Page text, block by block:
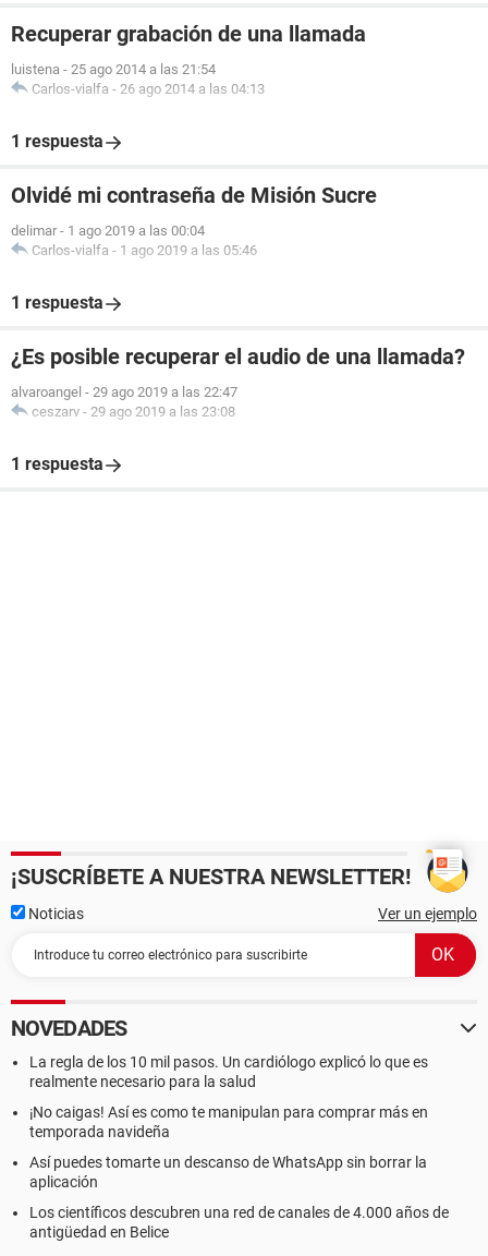
Recuperar grabación de una llamada
luistena - 25 ago 2014 a las 21:54
Carlos-vialfa - 26 ago 2014 a las 04:13
1 respuesta
Olvidé mi contraseña de Misión Sucre
delimar - 1 ago 2019 a las 00:04
Carlos-vialfa - 1 ago 2019 a las 05:46
1 respuesta
¿Es posible recuperar el audio de una llamada?
alvaroangel - 29 ago 2019 a las 22:47
ceszarv - 29 ago 2019 a las 23:08
1 respuesta
¡SUSCRÍBETE A NUESTRA NEWSLETTER!
Noticias Ver un ejemplo
NOVEDADES
La regla de los 10 mil pasos. Un cardiólogo explicó lo que es
realmente necesario para la salud
¡No caigas! Así es como te manipulan para comprar más en
temporada navideña
Así puedes tomarte un descanso de WhatsApp sin borrar la
aplicación
Los científicos descubren una red de canales de 4.000 años de
antigüedad en Belice